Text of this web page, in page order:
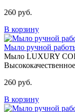
260 руб.
В корзину
Мыло ручной
Мыло LUXURY
260 руб.
В корзину